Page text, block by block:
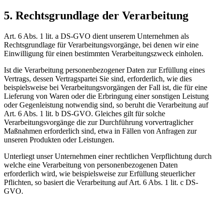
5. Rechtsgrundlage der Verarbeitung
Art. 6 Abs. 1 lit. a DS-GVO dient unserem Unternehmen als
Rechtsgrundlage für Verarbeitungsvorgänge, bei denen wir eine
Einwilligung für einen bestimmten Verarbeitungszweck einholen.
Ist die Verarbeitung personenbezogener Daten zur Erfüllung eines
Vertrags, dessen Vertragspartei Sie sind, erforderlich, wie dies
beispielsweise bei Verarbeitungsvorgängen der Fall ist, die für eine
Lieferung von Waren oder die Erbringung einer sonstigen Leistung
oder Gegenleistung notwendig sind, so beruht die Verarbeitung auf
Art. 6 Abs. 1 lit. b DS-GVO. Gleiches gilt für solche
Verarbeitungsvorgänge die zur Durchführung vorvertraglicher
Maßnahmen erforderlich sind, etwa in Fällen von Anfragen zur
unseren Produkten oder Leistungen.
Unterliegt unser Unternehmen einer rechtlichen Verpflichtung durch
welche eine Verarbeitung von personenbezogenen Daten
erforderlich wird, wie beispielsweise zur Erfüllung steuerlicher
Pflichten, so basiert die Verarbeitung auf Art. 6 Abs. 1 lit. c DS-
GVO.